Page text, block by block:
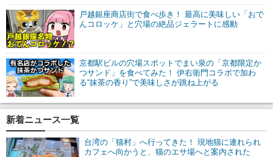
戸越銀座商店街で食べ歩き！ 最高に美味しい「おで
んコロッケ」と穴場の絶品ジェラートに感動
京都駅ビルの穴場スポットでまい泉の「京都限定か
つサンド」を食べてみた！ 伊右衛門コラボで加わ
る“抹茶の香り”で美味しさが跳ね上がる
新着ニュース一覧
台湾の「猫村」へ行ってきた！ 現地猫に連れられ
カフェへ向かうと、猫のエサ場へと案内された